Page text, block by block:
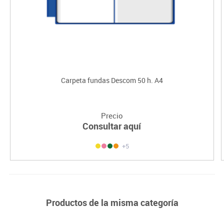
Carpeta fundas Descom 50 h. A4
Precio
Consultar aquí
+5
Productos de la misma categoría